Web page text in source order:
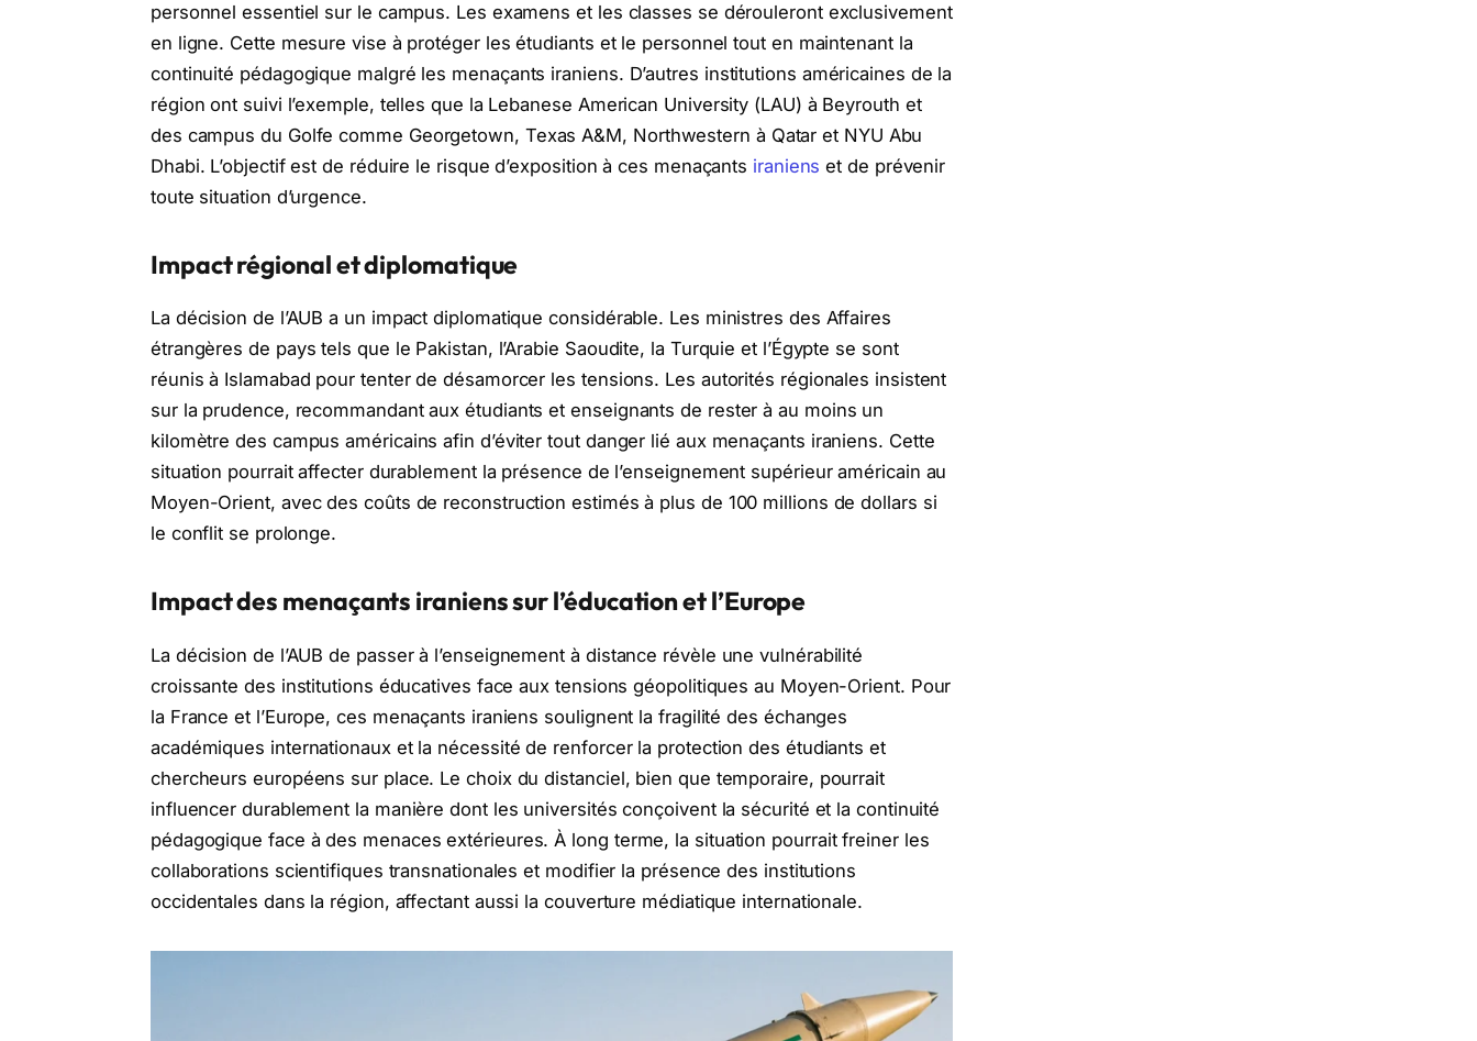
personnel essentiel sur le campus. Les examens et les classes se dérouleront exclusivement
en ligne. Cette mesure vise à protéger les étudiants et le personnel tout en maintenant la
continuité pédagogique malgré les menaçants iraniens. D’autres institutions américaines de la
région ont suivi l’exemple, telles que la Lebanese American University (LAU) à Beyrouth et
des campus du Golfe comme Georgetown, Texas A&M, Northwestern à Qatar et NYU Abu
Dhabi. L’objectif est de réduire le risque d’exposition à ces menaçants iraniens et de prévenir
toute situation d’urgence.
Impact régional et diplomatique
La décision de l’AUB a un impact diplomatique considérable. Les ministres des Affaires
étrangères de pays tels que le Pakistan, l’Arabie Saoudite, la Turquie et l’Égypte se sont
réunis à Islamabad pour tenter de désamorcer les tensions. Les autorités régionales insistent
sur la prudence, recommandant aux étudiants et enseignants de rester à au moins un
kilomètre des campus américains afin d’éviter tout danger lié aux menaçants iraniens. Cette
situation pourrait affecter durablement la présence de l’enseignement supérieur américain au
Moyen-Orient, avec des coûts de reconstruction estimés à plus de 100 millions de dollars si
le conflit se prolonge.
Impact des menaçants iraniens sur l’éducation et l’Europe
La décision de l’AUB de passer à l’enseignement à distance révèle une vulnérabilité
croissante des institutions éducatives face aux tensions géopolitiques au Moyen-Orient. Pour
la France et l’Europe, ces menaçants iraniens soulignent la fragilité des échanges
académiques internationaux et la nécessité de renforcer la protection des étudiants et
chercheurs européens sur place. Le choix du distanciel, bien que temporaire, pourrait
influencer durablement la manière dont les universités conçoivent la sécurité et la continuité
pédagogique face à des menaces extérieures. À long terme, la situation pourrait freiner les
collaborations scientifiques transnationales et modifier la présence des institutions
occidentales dans la région, affectant aussi la couverture médiatique internationale.